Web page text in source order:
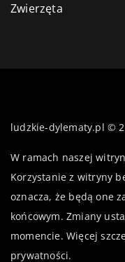
Zwierzęta
ludzkie-dylematy.pl ©
W ramach naszej
Korzystanie z witryny
oznacza, że będą one
końcowym. Zmiany
momencie. Więcej
prywatności.